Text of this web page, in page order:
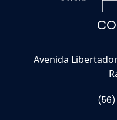
Avenida
(56)